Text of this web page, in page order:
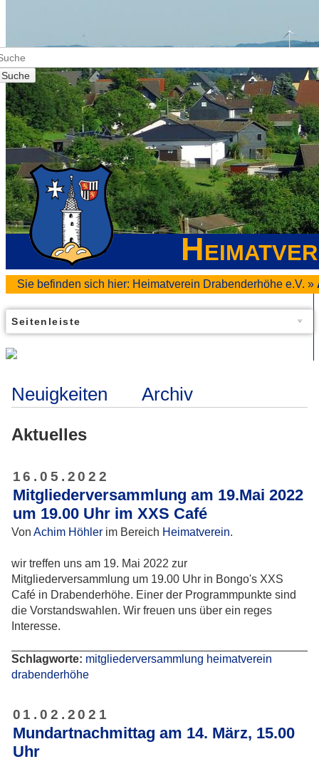
Suche
Sie befinden sich hier: Heimatverein Drabenderhöhe e.V. »
Seitenleiste
Neuigkeiten Archiv
Aktuelles
16.05.2022
Mitgliederversammlung am 19.Mai 2022
um 19.00 Uhr im XXS Café
Von Achim Höhler im Bereich Heimatverein.
wir treffen uns am 19. Mai 2022 zur
Mitgliederversammlung um 19.00 Uhr in Bongo's XXS
Café in Drabenderhöhe. Einer der Programmpunkte sind
die Vorstandswahlen. Wir freuen uns über ein reges
Interesse.
Schlagworte: mitgliederversammlung heimatverein
drabenderhöhe
01.02.2021
Mundartnachmittag am 14. März, 15.00
Uhr